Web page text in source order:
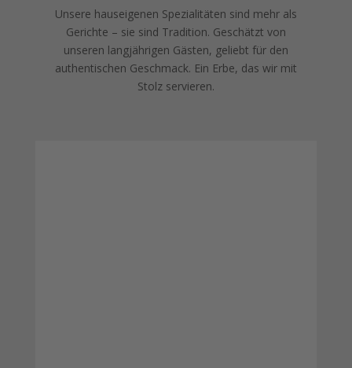
Unsere hauseigenen Spezialitäten sind mehr als
Gerichte – sie sind Tradition. Geschätzt von
unseren langjährigen Gästen, geliebt für den
authentischen Geschmack. Ein Erbe, das wir mit
Stolz servieren.